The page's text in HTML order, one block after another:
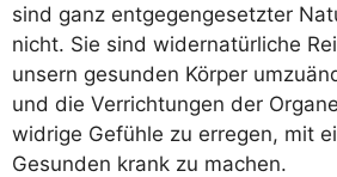
sind ganz ent­ge­gen­ge­setz­ter
nicht. Sie sind wider­na­tür­li­che
unsern gesun­den Kör­per
und die Ver­rich­tun­gen der
wid­ri­ge Gefüh­le zu erre­gen, mit
Gesun­den krank zu machen.